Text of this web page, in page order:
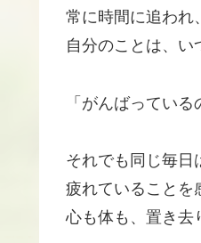
常に時間に追われ、
自分のことは、い
「がんばっている
それでも同じ毎日
疲れていることを
心も体も、置き去